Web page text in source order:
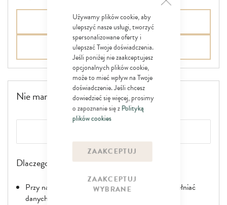
ZAMKNIJ
Używamy plików cookie, aby
ulepszyć nasze usługi, tworzyć
spersonalizowane oferty i
ulepszać Twoje doświadczenia.
Jeśli poniżej nie zaakceptujesz
opcjonalnych plików cookie,
może to mieć wpływ na Twoje
doświadczenie. Jeśli chcesz
dowiedzieć się więcej, prosimy
o zapoznanie się zPolityką
plików cookies
ZAAKCEPTUJ
ZAAKCEPTUJ
WYBRANE
Zaloguj się przez Google
Zaloguj się przez Facebook
Nie mam konta
Dlaczego warto założyć konto?
Przy następnej wizycie nie musisz powtórnie wypełniać
danych